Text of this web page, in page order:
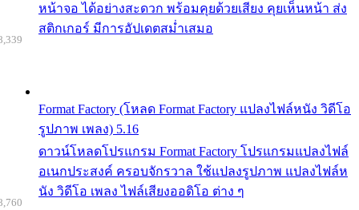
หน้าจอ ได้อย่างสะดวก พร้อมคุยด้วยเสียง คุยเห็นหน้า ส่ง
สติกเกอร์ มีการอัปเดตสม่ำเสมอ
Format Factory (โหลด Format Factory แปลงไฟล์หนัง วิดีโอ
รูปภาพ เพลง) 5.16
ดาวน์โหลดโปรแกรม Format Factory โปรแกรมแปลงไฟล์
อเนกประสงค์ ครอบจักรวาล ใช้แปลงรูปภาพ แปลงไฟล์ห
นัง วิดีโอ เพลง ไฟล์เสียงออดิโอ ต่าง ๆ